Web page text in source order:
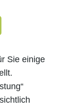
Sie einige